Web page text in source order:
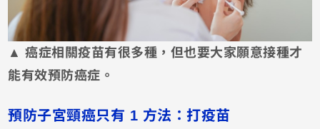
▲ 癌症相關疫苗有很多種，但也要大家願意接種才
能有效預防癌症。
預防子宮頸癌只有 1 方法：打疫苗